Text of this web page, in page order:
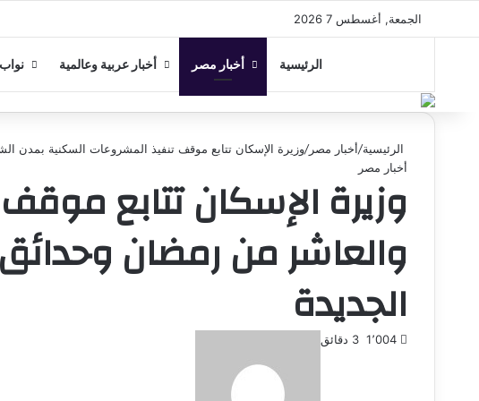
الجمعة, أغسطس 7 2026
الرئيسية أخبار مصر أخبار عربية وعالمية
الرئيسية/أخبار مصر/وزيرة الإسكان تتابع موقف تنفيذ المشروعات السكنية بمدن
أخبار مصر
وزيرة الإسكان تتابع
والعاشر من رمضان
الجديدة